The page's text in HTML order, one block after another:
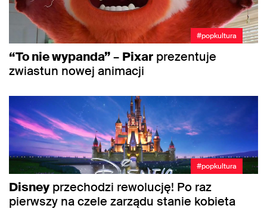
#popkultura
“To nie wypanda”– Pixar prezentuje
zwiastun nowej animacji
#popkultura
Disney przechodzi rewolucję! Po raz
pierwszy na czele zarządu stanie kobieta